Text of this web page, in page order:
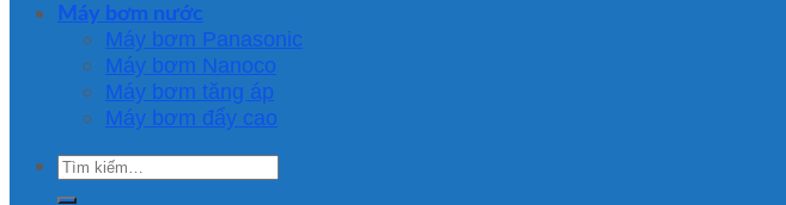
Máy bơm nước
Máy bơm Panasonic
Máy bơm Nanoco
Máy bơm tăng áp
Máy bơm đẩy cao
Tìm
kiếm: